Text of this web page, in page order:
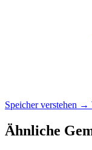
Speicher verstehen →
Ähnliche